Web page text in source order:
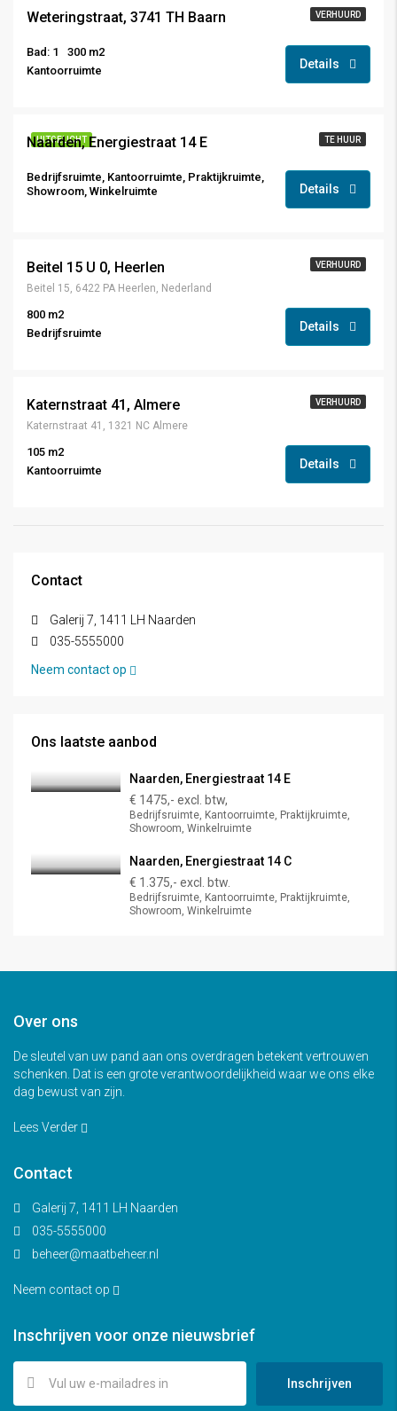
VERHUURD
Weteringstraat, 3741 TH Baarn
Bad: 1
300 m2
Kantoorruimte
Details
UITGELICHT TE HUUR
Naarden, Energiestraat 14 E
Bedrijfsruimte, Kantoorruimte, Praktijkruimte,
Showroom, Winkelruimte
Details
VERHUURD
Beitel 15 U 0, Heerlen
Beitel 15, 6422 PA Heerlen, Nederland
800 m2
Bedrijfsruimte
Details
VERHUURD
Katernstraat 41, Almere
Katernstraat 41, 1321 NC Almere
105 m2
Kantoorruimte
Details
Contact
Galerij 7, 1411 LH Naarden
035-5555000
Neem contact op
Ons laatste aanbod
Naarden, Energiestraat 14 E
€ 1475,- excl. btw,
Bedrijfsruimte, Kantoorruimte, Praktijkruimte,
Showroom, Winkelruimte
Naarden, Energiestraat 14 C
€ 1.375,- excl. btw.
Bedrijfsruimte, Kantoorruimte, Praktijkruimte,
Showroom, Winkelruimte
Over ons
De sleutel van uw pand aan ons overdragen betekent vertrouwen
schenken. Dat is een grote verantwoordelijkheid waar we ons elke
dag bewust van zijn.
Lees Verder
Contact
Galerij 7, 1411 LH Naarden
035-5555000
beheer@maatbeheer.nl
Neem contact op
Inschrijven voor onze nieuwsbrief
Inschrijven